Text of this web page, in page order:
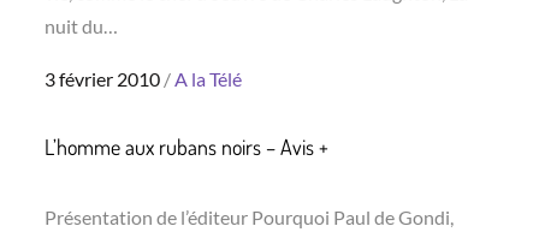
nuit du…
Posted
3 février 2010 A la Télé
L’homme aux rubans noirs – Avis +
Présentation de l’éditeur Pourquoi Paul de Gondi,